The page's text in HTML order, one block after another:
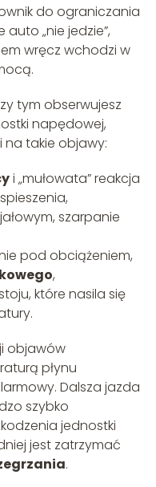
do ograniczania
auto „nie jedzie”,
wręcz wchodzi w
tym obserwujesz
napędowej,
takie objawy:
i „mułowata” reakcja
szarpanie
pod obciążeniem,
,
które nasila się
objawów
płynu
Dalsza jazda
szybko
jednostki
jest zatrzymać
.